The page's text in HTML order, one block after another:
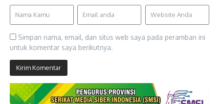
Simpan nama, email, dan situs web saya pada peramban ini
untuk komentar saya berikutnya.